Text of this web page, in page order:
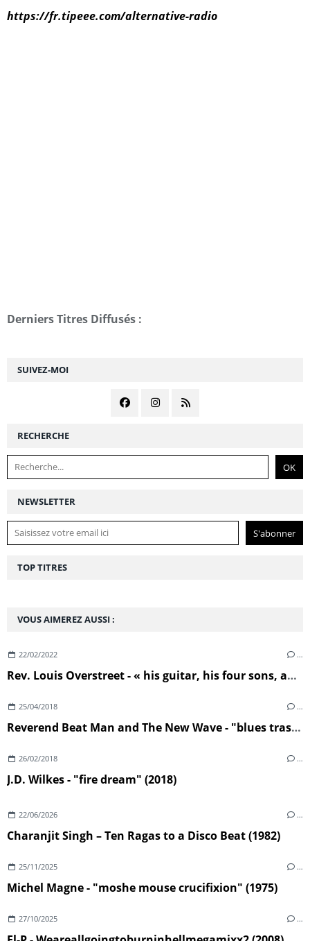
NEWSLETTER
SUIVEZ-MOI
RECHERCHE
VOUS AIMEREZ AUSSI :
22/02/2022 …
Rev. Louis Overstreet - « his guitar, his four sons, and The Congregation of St Luke’s Powerhouse Church Of God In Christ » (1963)
25/04/2018 …
Reverend Beat Man and The New Wave - "blues trash" (2018)
26/02/2018 …
J.D. Wilkes - "fire dream" (2018)
22/06/2026 …
Charanjit Singh – Ten Ragas to a Disco Beat (1982)
25/11/2025 …
Michel Magne - "moshe mouse crucifixion" (1975)
27/10/2025 …
https://fr.tipeee.com/alternative-radio
Derniers Titres Diffusés :
TOP TITRES